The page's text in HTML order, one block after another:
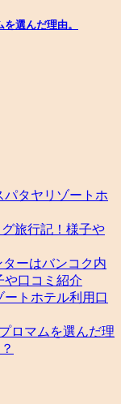
選んだ理由。
パタヤリゾートホ
旅行記！様子や
ーはバンコク内
や口コミ紹介
ートホテル利用口
ロマムを選んだ理